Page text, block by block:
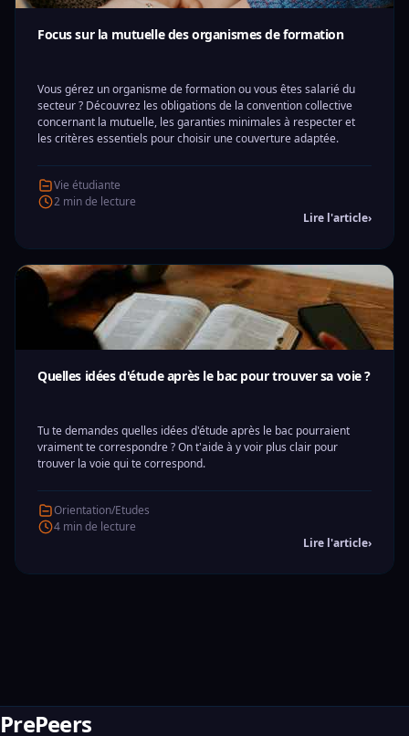
Focus sur la mutuelle des organismes de formation
Vous gérez un organisme de formation ou vous êtes salarié du
secteur ? Découvrez les obligations de la convention collective
concernant la mutuelle, les garanties minimales à respecter et
les critères essentiels pour choisir une couverture adaptée.
Vie étudiante
2 min de lecture
Lire l'article›
Quelles idées d'étude après le bac pour trouver sa voie ?
Tu te demandes quelles idées d'étude après le bac pourraient
vraiment te correspondre ? On t'aide à y voir plus clair pour
trouver la voie qui te correspond.
Orientation/Etudes
4 min de lecture
Lire l'article›
PrePeers